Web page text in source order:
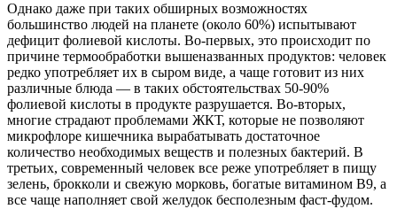
Однако даже при таких обширных возможностях
большинство людей на планете (около 60%) испытывают
дефицит фолиевой кислоты. Во-первых, это происходит по
причине термообработки вышеназванных продуктов: человек
редко употребляет их в сыром виде, а чаще готовит из них
различные блюда — в таких обстоятельствах 50-90%
фолиевой кислоты в продукте разрушается. Во-вторых,
многие страдают проблемами ЖКТ, которые не позволяют
микрофлоре кишечника вырабатывать достаточное
количество необходимых веществ и полезных бактерий. В
третьих, современный человек все реже употребляет в пищу
зелень, брокколи и свежую морковь, богатые витамином В9, а
все чаще наполняет свой желудок бесполезным фаст-фудом.